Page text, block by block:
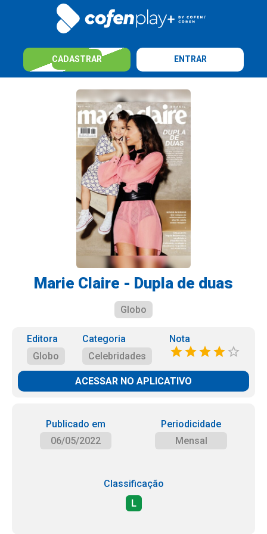
CADASTRAR ENTRAR
Marie Claire - Dupla de duas
Globo
Editora
Globo
Categoria
Celebridades
Nota
ACESSAR NO APLICATIVO
Publicado em
06/05/2022
Periodicidade
Mensal
Classificação
L